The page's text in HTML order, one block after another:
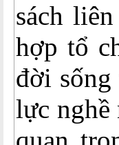
sách
hợp tổ
đời sống
lực